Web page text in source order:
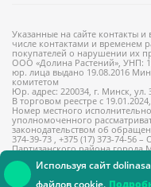
Используя сайт
файлов cookie.
Указанные на сайте контакты
числе контактами и временем
покупателей о нарушении их
ООО «Долина Растений», УНП:
юр. лица выдано 19.08.2016
комитетом
Юр. адрес: 220034, г. Минск, ул.
В торговом реестре с
Номер местного
уполномоченного
законодательством об
374-39-73 , +375 (17) 373-74-56
Партизанского района города